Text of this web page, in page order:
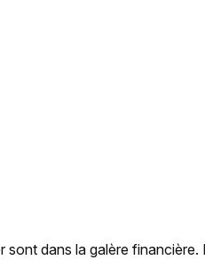
sont dans la galère